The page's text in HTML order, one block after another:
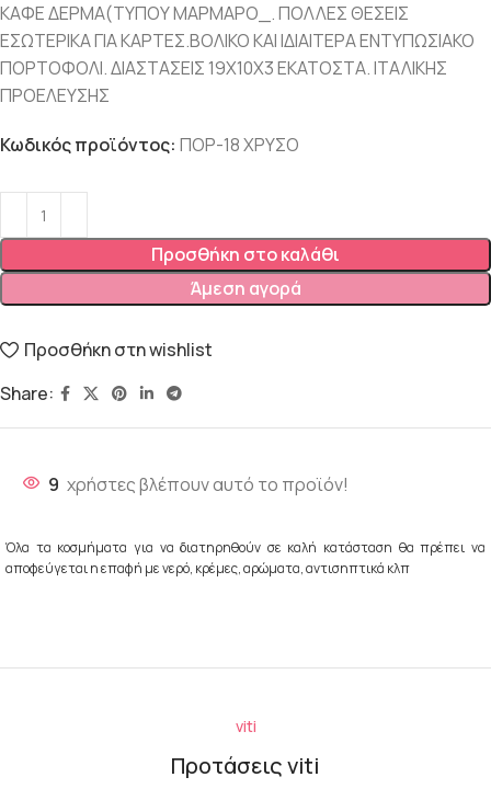
ΚΑΦΕ ΔΕΡΜΑ(ΤΥΠΟΥ ΜΑΡΜΑΡΟ_. ΠΟΛΛΕΣ ΘΕΣΕΙΣ
ΕΣΩΤΕΡΙΚΑ ΓΙΑ ΚΑΡΤΕΣ.ΒΟΛΙΚΟ ΚΑΙ ΙΔΙΑΙΤΕΡΑ ΕΝΤΥΠΩΣΙΑΚΟ
ΠΟΡΤΟΦΟΛΙ. ΔΙΑΣΤΑΣΕΙΣ 19Χ10Χ3 ΕΚΑΤΟΣΤΑ. ΙΤΑΛΙΚΗΣ
ΠΡΟΕΛΕΥΣΗΣ
Κωδικός προϊόντος: ΠΟΡ-18 ΧΡΥΣΟ
Προσθήκη στο καλάθι
Άμεση αγορά
Προσθήκη στη wishlist
Share:
9 χρήστες βλέπουν αυτό το προϊόν!
Όλα τα κοσμήματα για να διατηρηθούν σε καλή κατάσταση θα πρέπει να
αποφεύγεται η επαφή με νερό, κρέμες, αρώματα, αντισηπτικά κλπ
viti
Προτάσεις viti